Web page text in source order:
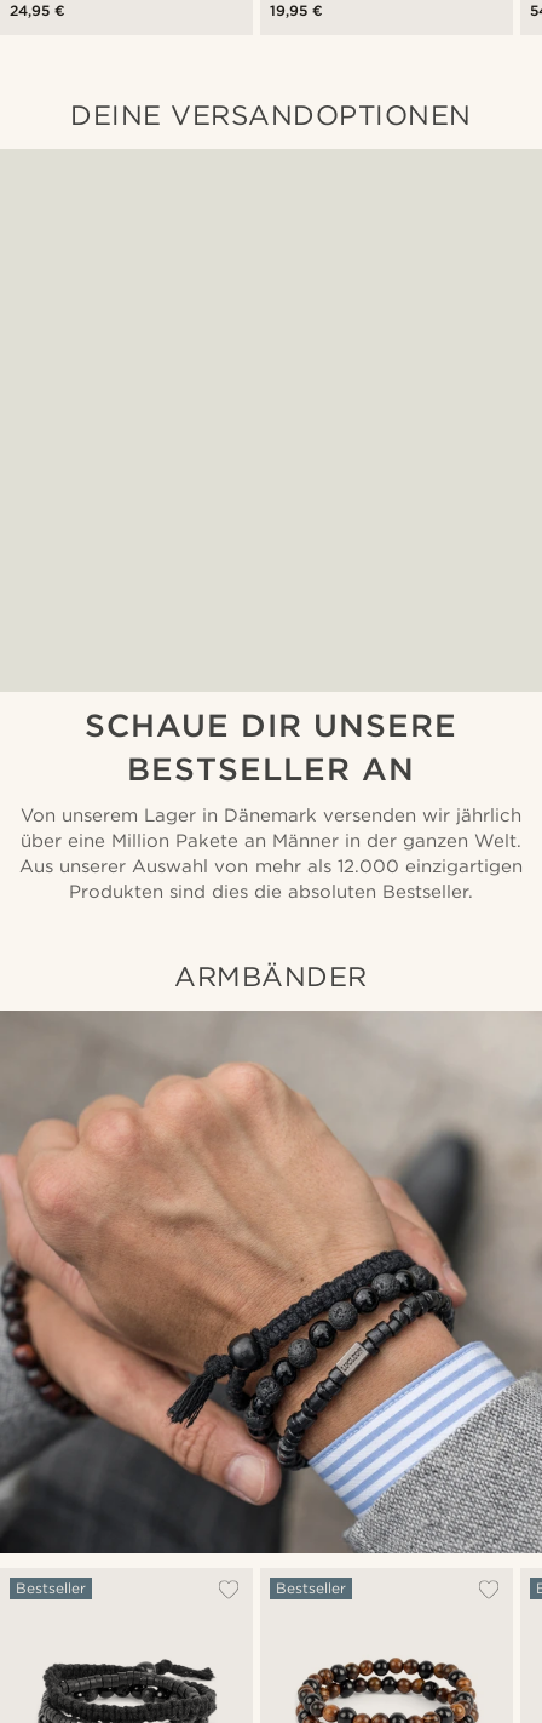
24,95 € 19,95 €
DEINE VERSANDOPTIONEN
SCHAUE DIR UNSERE
BESTSELLER AN
Von unserem Lager in Dänemark versenden wir jährlich
über eine Million Pakete an Männer in der ganzen Welt.
Aus unserer Auswahl von mehr als 12.000 einzigartigen
Produkten sind dies die absoluten Bestseller.
ARMBÄNDER
Bestseller Bestseller